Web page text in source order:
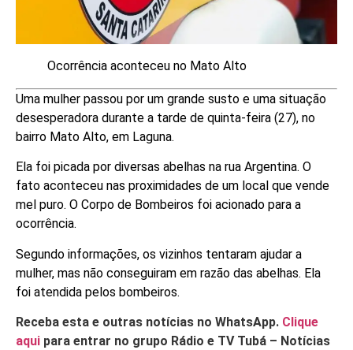
Ocorrência aconteceu no Mato Alto
Uma mulher passou por um grande susto e uma situação
desesperadora durante a tarde de quinta-feira (27), no
bairro Mato Alto, em Laguna.
Ela foi picada por diversas abelhas na rua Argentina. O
fato aconteceu nas proximidades de um local que vende
mel puro. O Corpo de Bombeiros foi acionado para a
ocorrência.
Segundo informações, os vizinhos tentaram ajudar a
mulher, mas não conseguiram em razão das abelhas. Ela
foi atendida pelos bombeiros.
Receba esta e outras notícias no WhatsApp. Clique
aqui para entrar no grupo Rádio e TV Tubá – Notícias